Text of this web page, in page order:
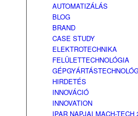
AUTOMATIZÁLÁS
BLOG
BRAND
CASE STUDY
ELEKTROTECHNIKA
FELÜLETTECHNOLÓGIA
HIRDETÉS
INNOVÁCIÓ
INNOVATION
IPAR NAPJAI MACH-TECH